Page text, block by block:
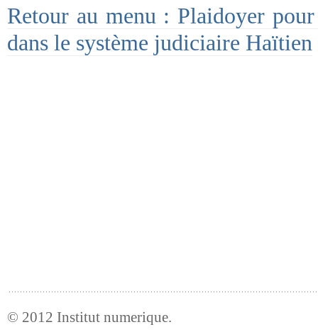
Retour au menu : Plaidoyer
dans le système judiciaire Haïtien
© 2012 Institut numerique.